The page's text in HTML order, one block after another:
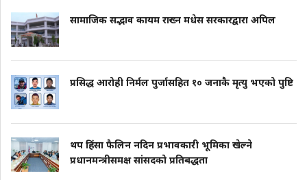
सामाजिक सद्भाव कायम राख्न मधेस सरकारद्वारा अपिल
प्रसिद्ध आरोही निर्मल पुर्जासहित १० जनाकै मृत्यु भएको पुष्टि
थप हिंसा फैलिन नदिन प्रभावकारी भूमिका खेल्ने
प्रधानमन्त्रीसमक्ष सांसदको प्रतिबद्धता